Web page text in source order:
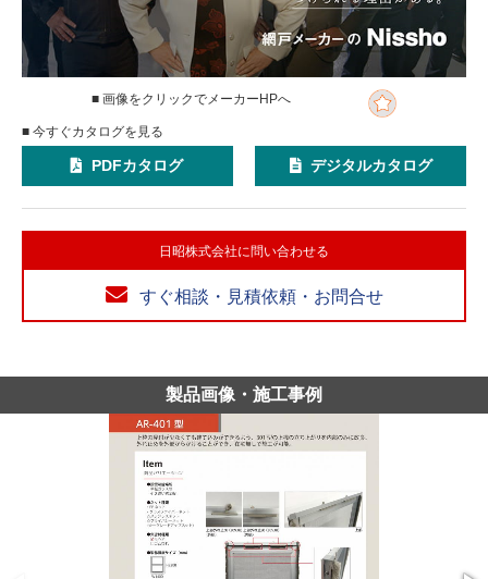
■ 画像をクリックでメーカーHPへ
■ 今すぐカタログを見る
PDFカタログ デジタルカタログ
日昭株式会社に問い合わせる
すぐ相談・見積依頼・お問合せ
製品画像・施工事例